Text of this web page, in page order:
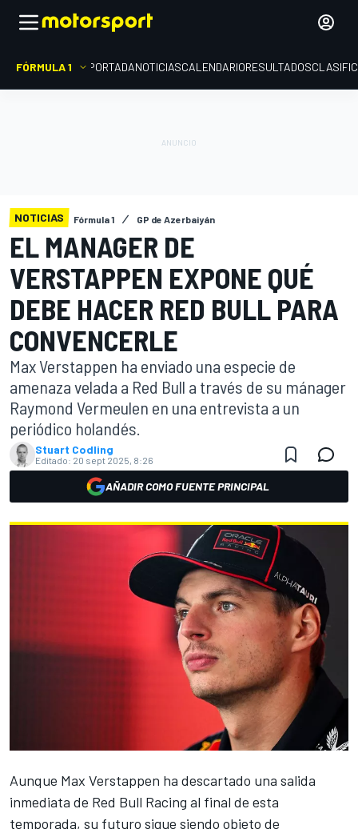
FÓRMULA 1 PORTADANOTICIASCALENDARIORESULTADOS
NOTICIAS Fórmula 1 GP de Azerbaiyán
EL MANAGER DE
VERSTAPPEN EXPONE QUÉ
DEBE HACER RED BULL PARA
CONVENCERLE
Max Verstappen ha enviado una especie de
amenaza velada a Red Bull a través de su mánager
Raymond Vermeulen en una entrevista a un
periódico holandés.
Stuart Codling
Editado: 20 sept 2025, 8:26
AÑADIR COMO FUENTE PRINCIPAL
Aunque Max Verstappen ha descartado una salida
inmediata de Red Bull Racing al final de esta
temporada, su futuro sigue siendo objeto de